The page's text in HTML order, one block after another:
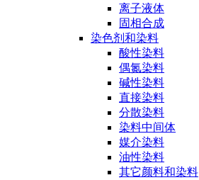
离子液体
固相合成
染色剂和染料
酸性染料
偶氮染料
碱性染料
直接染料
分散染料
染料中间体
媒介染料
油性染料
其它颜料和染料